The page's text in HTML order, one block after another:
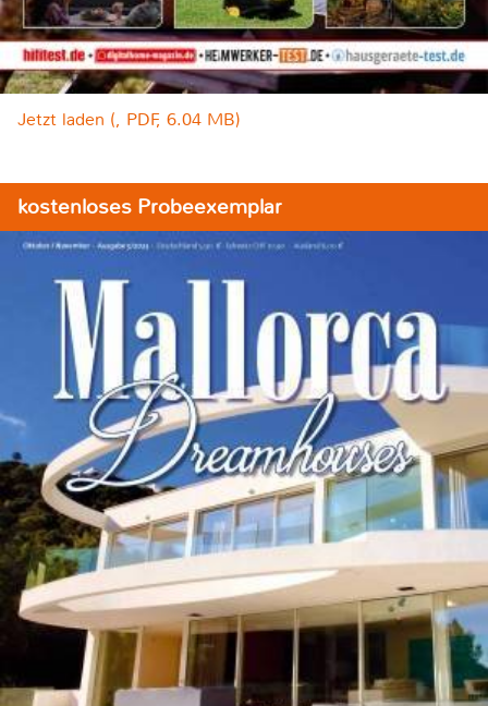
Jetzt laden (, PDF, 6.04 MB)
kostenloses Probeexemplar